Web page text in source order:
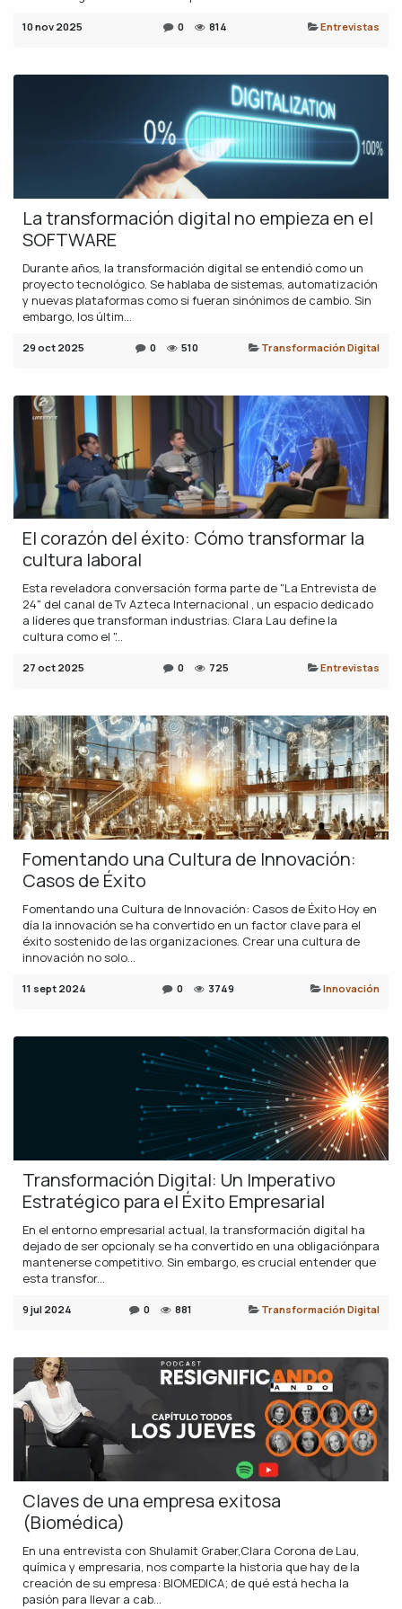
10 nov 2025 0 814 Entrevistas
La transformación digital no empieza en el
SOFTWARE
Durante años, la transformación digital se entendió como un
proyecto tecnológico. Se hablaba de sistemas, automatización
y nuevas plataformas como si fueran sinónimos de cambio. Sin
embargo, los últim...
29 oct 2025 0 510 Transformación Digital
El corazón del éxito: Cómo transformar la
cultura laboral
Esta reveladora conversación forma parte de "La Entrevista de
24" del canal de Tv Azteca Internacional , un espacio dedicado
a líderes que transforman industrias. Clara Lau define la
cultura como el "...
27 oct 2025 0 725 Entrevistas
Fomentando una Cultura de Innovación:
Casos de Éxito
Fomentando una Cultura de Innovación: Casos de Éxito Hoy en
día la innovación se ha convertido en un factor clave para el
éxito sostenido de las organizaciones. Crear una cultura de
innovación no solo...
11 sept 2024 0 3749 Innovación
Transformación Digital: Un Imperativo
Estratégico para el Éxito Empresarial
En el entorno empresarial actual, la transformación digital ha
dejado de ser opcionaly se ha convertido en una obligaciónpara
mantenerse competitivo. Sin embargo, es crucial entender que
esta transfor...
9 jul 2024 0 881 Transformación Digital
Claves de una empresa exitosa
(Biomédica)
En una entrevista con Shulamit Graber,Clara Corona de Lau,
química y empresaria, nos comparte la historia que hay de la
creación de su empresa: BIOMEDICA; de qué está hecha la
pasión para llevar a cab...